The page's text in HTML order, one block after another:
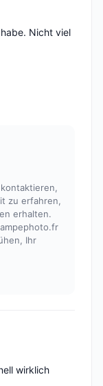
Nicht viel
zu erfahren,
erhalten.
Ihr
wirklich